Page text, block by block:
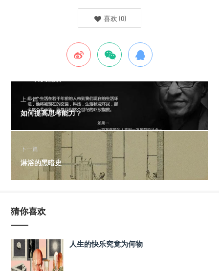
喜欢 (0)
上一篇
如何提高思考能力？
下一篇
淋浴的黑暗史
猜你喜欢
人生的快乐究竟为何物